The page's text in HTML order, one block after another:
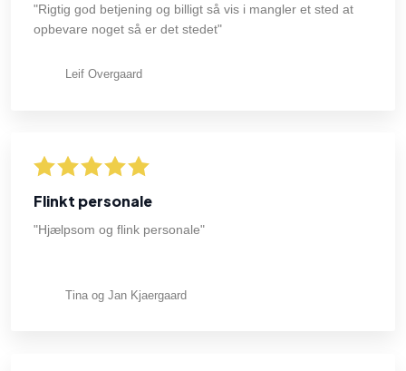
"Rigtig god betjening og billigt så vis i mangler et sted at
opbevare noget så er det stedet"
Leif Overgaard
Flinkt personale
"Hjælpsom og flink personale"
Tina og Jan Kjaergaard